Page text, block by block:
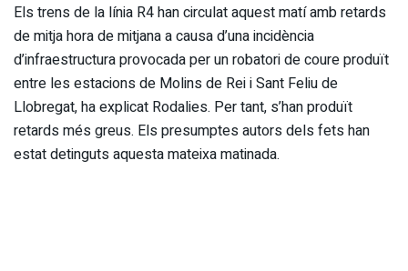
Els trens de la línia R4 han circulat aquest matí amb retards
de mitja hora de mitjana a causa d’una incidència
d’infraestructura provocada per un robatori de coure produït
entre les estacions de Molins de Rei i Sant Feliu de
Llobregat, ha explicat Rodalies. Per tant, s’han produït
retards més greus. Els presumptes autors dels fets han
estat detinguts aquesta mateixa matinada.